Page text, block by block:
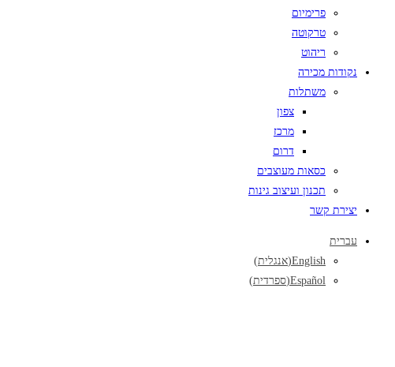
פרימיום
טרקוטה
ריהוט
נקודות מכירה
משתלות
צפון
מרכז
דרום
כסאות מעוצבים
תכנון ועיצוב גינות
יצירת קשר
עברית
English
(אנגלית)
Español
(ספרדית)